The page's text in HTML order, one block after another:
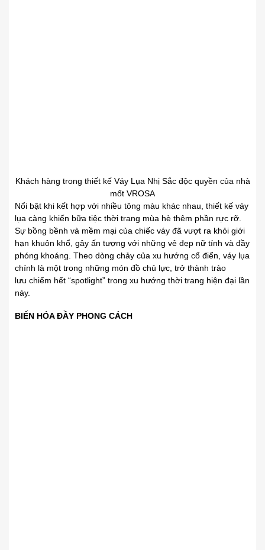
Khách hàng trong thiết kế Váy Lụa Nhị Sắc độc quyền của nhà
mốt VROSA
Nổi bật khi kết hợp với nhiều tông màu khác nhau, thiết kế váy
lụa càng khiến bữa tiệc thời trang mùa hè thêm phần rực rỡ.
Sự bồng bềnh và mềm mại của chiếc váy đã vượt ra khỏi giới
hạn khuôn khổ, gây ấn tượng với những vẻ đẹp nữ tính và đầy
phóng khoáng. Theo dòng chảy của xu hướng cổ điển, váy lụa
chính là một trong những món đồ chủ lực, trở thành trào
lưu chiếm hết “spotlight” trong xu hướng thời trang hiện đại lần
này.
BIẾN HÓA ĐẦY PHONG CÁCH